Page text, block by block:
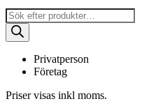
Produktsökning
Privatperson
Företag
Priser visas inkl moms.